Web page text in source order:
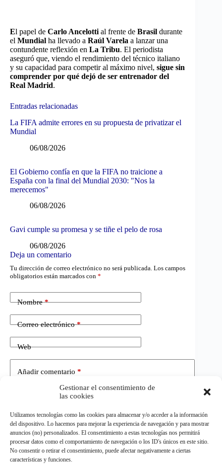
Gestionar el consentimiento de
las cookies
Utilizamos tecnologías como las cookies para almacenar y/o acceder a la información
del dispositivo. Lo hacemos para mejorar la experiencia de navegación y para mostrar
anuncios (no) personalizados. El consentimiento a estas tecnologías nos permitirá
procesar datos como el comportamiento de navegación o los ID's únicos en este sitio.
No consentir o retirar el consentimiento, puede afectar negativamente a ciertas
características y funciones.
El papel de Carlo Ancelotti al frente de Brasil durante
el Mundial ha llevado a Raúl Varela a lanzar una
contundente reflexión en La Tribu. El periodista
aseguró que, viendo el rendimiento del técnico italiano
y su capacidad para competir al máximo nivel, sigue sin
comprender por qué dejó de ser entrenador del
Real Madrid.
Entradas relacionadas
La FIFA admite errores en su propuesta de privatizar el
Mundial
06/08/2026
El Gobierno confía en que la FIFA no traicione a
España con la final del Mundial 2030: "Nos la
merecemos"
06/08/2026
Gavi cumple su promesa y se tiñe el pelo de rosa
06/08/2026
Deja un comentario
Tu dirección de correo electrónico no será publicada. Los campos
obligatorios están marcados con *
Nombre*
Correo electrónico*
Web
Añadir comentario *
Publicar el comentario